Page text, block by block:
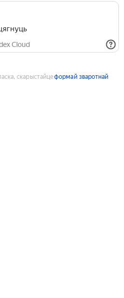
Cloud
скарыстайцеформай зваротнай